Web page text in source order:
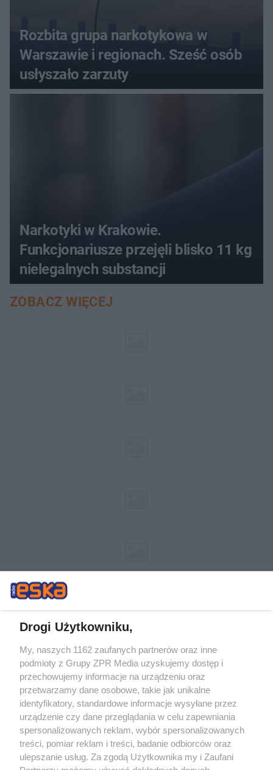
Rozbita grupa narkotykowa w
Warszawie i regionach. Sześć osób
usłyszało zarzuty
Narkotyki w Krakowie.
Funkcjonariusze przejęli blisko 11 kg
nielegalnych substancji
ZOBACZ WIĘCEJ
Żaden utwór zamieszczony w serwisie nie może być powielany i
rozpowszechniany lub dalej rozpowszechniany w jakikolwiek sposób (w
tym także elektroniczny lub mechaniczny) na jakimkolwiek polu
eksploatacji w jakiejkolwiek formie, włącznie z umieszczaniem w
Internecie bez pisemnej zgody właściciela praw. Jakiekolwiek użycie lub
wykorzystanie utworów w całości lub w części z naruszeniem prawa,
tzn. bez właściwej zgody, jest zabronione pod groźbą kary i może być
ścigane prawnie.
Drogi Użytkowniku,
My, naszych 1162 zaufanych partnerów oraz inne
podmioty z Grupy ZPR Media uzyskujemy dostęp i
przechowujemy informacje na urządzeniu oraz
przetwarzamy dane osobowe, takie jak unikalne
identyfikatory, standardowe informacje wysyłane przez
urządzenie czy dane przeglądania w celu zapewniania
spersonalizowanych reklam, wybór spersonalizowanych
treści, pomiar reklam i treści, badanie odbiorców oraz
ulepszanie usług. Za zgodą Użytkownika my i Zaufani